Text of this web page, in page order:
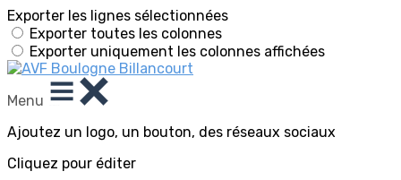
Exporter les lignes sélectionnées
Exporter toutes les colonnes
Exporter uniquement les colonnes affichées
Menu
Ajoutez un logo, un bouton, des réseaux sociaux
Cliquez pour éditer